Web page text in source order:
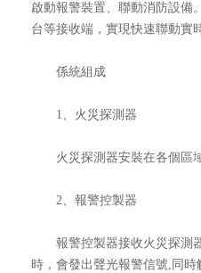
啟動報警裝置、聯動消防設備
台等接收端，實現快速聯動實
係統組成
1、火災探測器
火災探測器安裝在各個區域
2、報警控製器
報警控製器接收火災探測器
時，會發出聲光報警信號,同時